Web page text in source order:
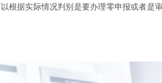
根据实际情况判别是要办理零申报或者是